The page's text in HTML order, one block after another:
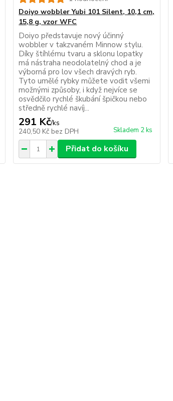
Doiyo wobbler Yubi 101 Silent, 10,1 cm,
15,8 g, vzor WFC
Doiyo představuje nový účinný
wobbler v takzvaném Minnow stylu.
Díky štíhlému tvaru a sklonu lopatky
má nástraha neodolatelný chod a je
výborná pro lov všech dravých ryb.
Tyto umělé rybky můžete vodit všemi
možnými způsoby, i když nejvíce se
osvědčilo rychlé škubání špičkou nebo
středně rychlé navíj...
291 Kč/ks
240,50 Kč bez DPH Skladem 2 ks
Přidat do košíku